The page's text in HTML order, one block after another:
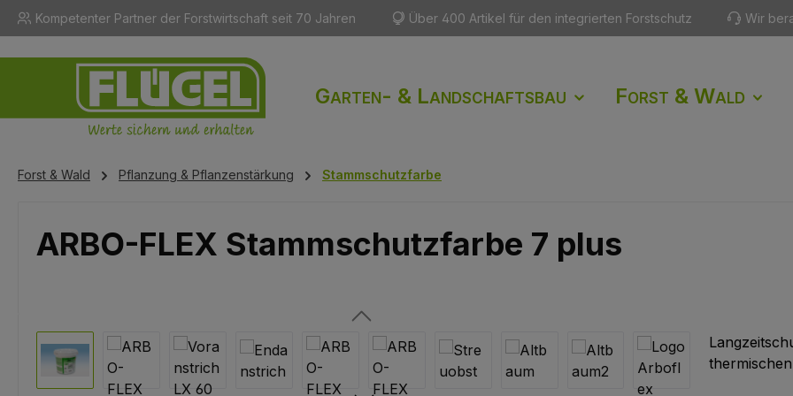
Hauptinhalt springen
Zur Suche springen
Zur Hauptnavigation springen
Kompetenter Partner der Forstwirtschaft seit 70 Jahren Über 400 Artikel für den integrierten Forstschutz Wir
Garten- & Landschaftsbau Forst & Wald
Forst & Wald Pflanzung & Pflanzenstärkung Stammschutzfarbe
ARBO-FLEX Stammschutzfarbe 7 plus
Bildergalerie überspringen